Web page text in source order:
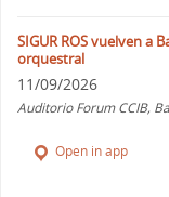
SIGUR ROS vuelven a
orquestral
11/09/2026
Auditorio Forum CCIB,
Open in app